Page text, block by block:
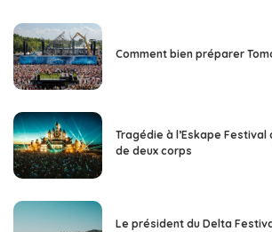
Comment bien préparer
Tragédie à l’Eskape
de deux corps
Le président du Delta